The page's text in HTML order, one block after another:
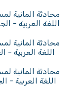
اللغة العربية -
اللغة العربية -
اللغة العربية -